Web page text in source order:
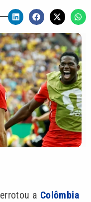
a Colômbia